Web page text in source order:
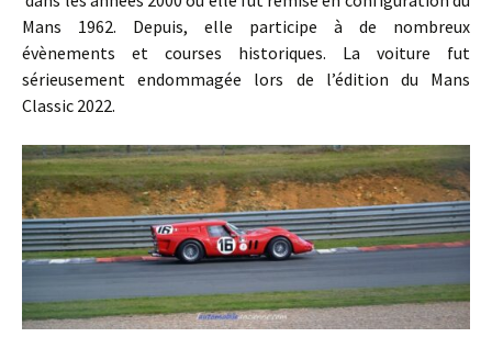
Mans 1962. Depuis, elle participe à de nombreux
évènements et courses historiques. La voiture fut
sérieusement endommagée lors de l’édition du Mans
Classic 2022.